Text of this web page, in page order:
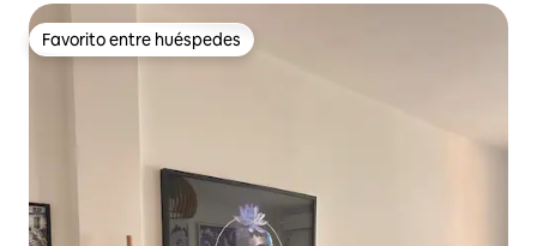
Favorito entre huéspedes
Favorito entre huéspedes